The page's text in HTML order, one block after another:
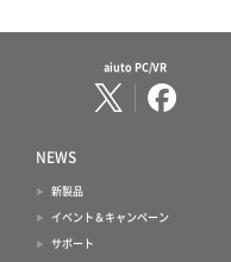
aiuto PC/VR
NEWS
新製品
イベント＆キャンペーン
サポート